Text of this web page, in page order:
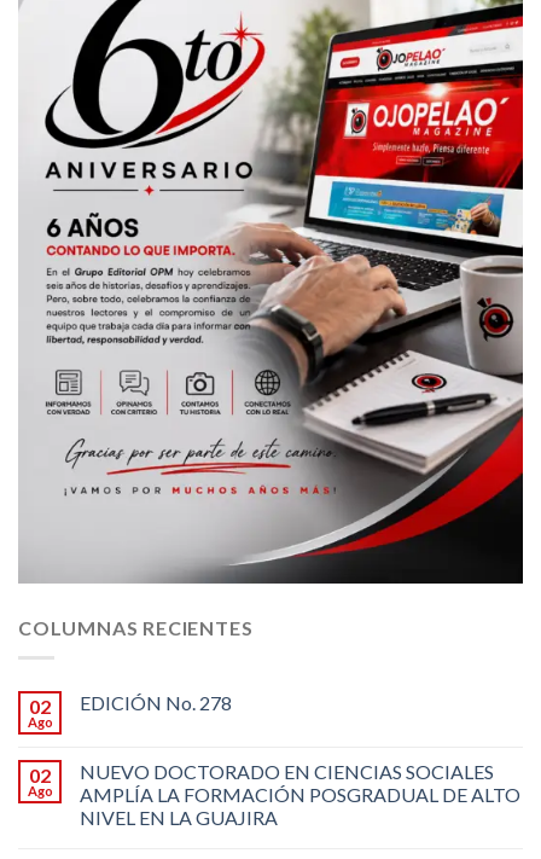
COLUMNAS RECIENTES
02
Ago
EDICIÓN No. 278
02
Ago
NUEVO DOCTORADO EN CIENCIAS SOCIALES
AMPLÍA LA FORMACIÓN POSGRADUAL DE ALTO
NIVEL EN LA GUAJIRA